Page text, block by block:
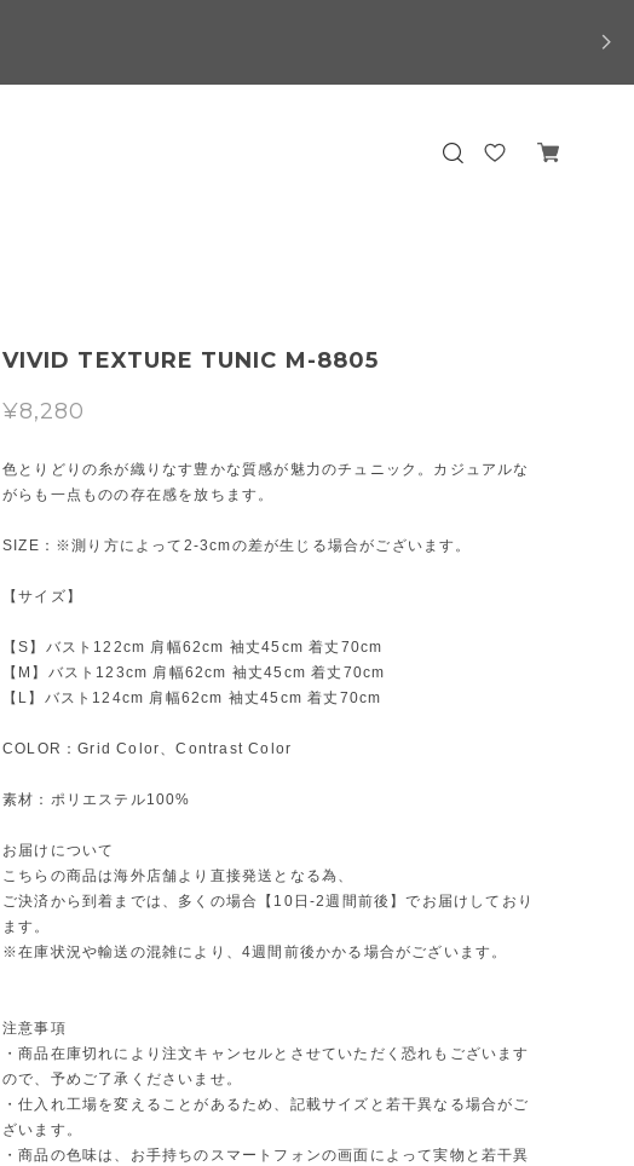
VIVID TEXTURE TUNIC M-8805
¥8,280
色とりどりの糸が織りなす豊かな質感が魅力のチュニック。カジュアルな
がらも一点ものの存在感を放ちます。
SIZE：※測り方によって2-3cmの差が生じる場合がございます。
【サイズ】
【S】バスト122cm 肩幅62cm 袖丈45cm 着丈70cm
【M】バスト123cm 肩幅62cm 袖丈45cm 着丈70cm
【L】バスト124cm 肩幅62cm 袖丈45cm 着丈70cm
COLOR：Grid Color、Contrast Color
素材：ポリエステル100%
お届けについて
こちらの商品は海外店舗より直接発送となる為、
ご決済から到着までは、多くの場合【10日-2週間前後】でお届けしており
ます。
※在庫状況や輸送の混雑により、4週間前後かかる場合がございます。
注意事項
・商品在庫切れにより注文キャンセルとさせていただく恐れもございます
ので、予めご了承くださいませ。
・仕入れ工場を変えることがあるため、記載サイズと若干異なる場合がご
ざいます。
・商品の色味は、お手持ちのスマートフォンの画面によって実物と若干異